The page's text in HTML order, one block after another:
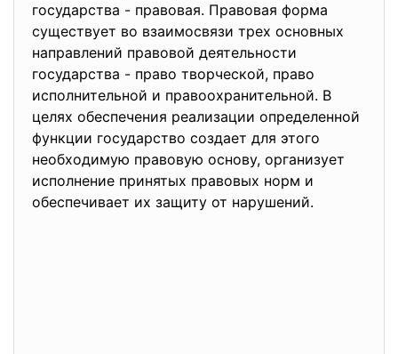
государства - правовая. Правовая форма
существует во взаимосвязи трех основных
направлений правовой деятельности
государства - право творческой, право
исполнительной и правоохранительной. В
целях обеспечения реализации определенной
функции государство создает для этого
необходимую правовую основу, организует
исполнение принятых правовых норм и
обеспечивает их защиту от нарушений.